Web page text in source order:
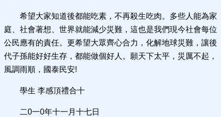
希望大家知道後都能吃素，不再殺生吃肉。多些人能為家
庭、社會著想、世界就能減少災難，這也是我們現今社會每位
公民應有的責任。更希望大眾齊心合力，化解地球災難，讓後
代子孫能好好生存，都能做個好人。願天下太平，災厲不起，
風調雨順，國泰民安!
學生 李感頂禮合十
二0一0年十一月十七日